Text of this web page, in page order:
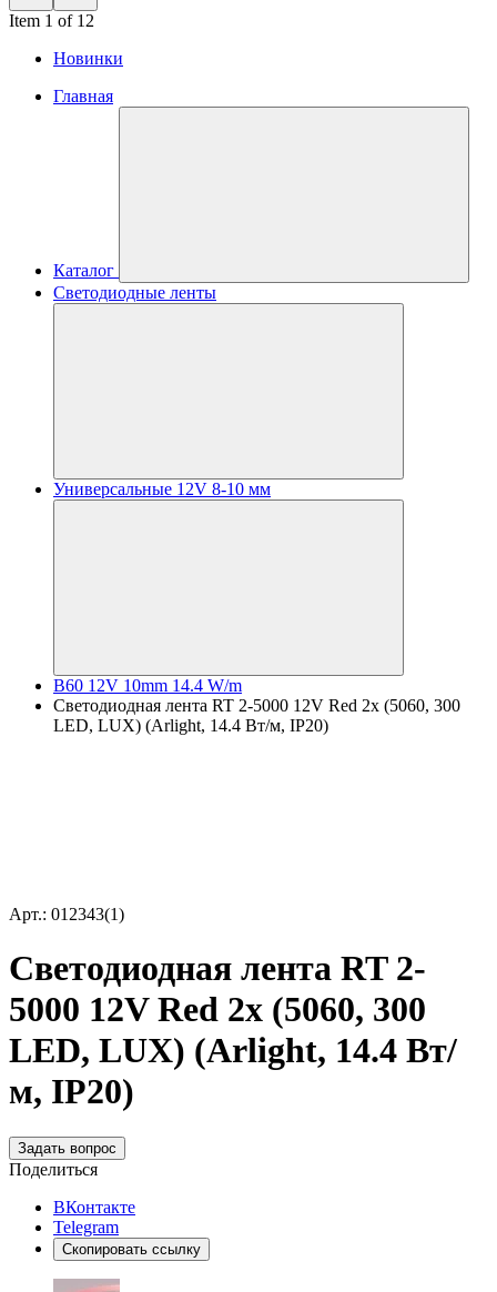
Item 1 of 12
Новинки
Главная
Каталог
Светодиодные ленты
Универсальные 12V 8-10 мм
B60 12V 10mm 14.4 W/m
Светодиодная лента RT 2-5000 12V Red 2x (5060, 300
LED, LUX) (Arlight, 14.4 Вт/м, IP20)
Арт.: 012343(1)
Светодиодная лента RT 2-
5000 12V Red 2x (5060, 300
LED, LUX) (Arlight, 14.4 Вт/
м, IP20)
Задать вопрос
Поделиться
ВКонтакте
Telegram
Скопировать ссылку